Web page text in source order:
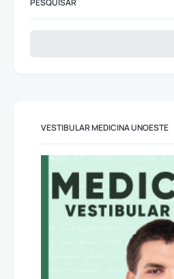
PESQUISAR
VESTIBULAR MEDICINA UNOESTE